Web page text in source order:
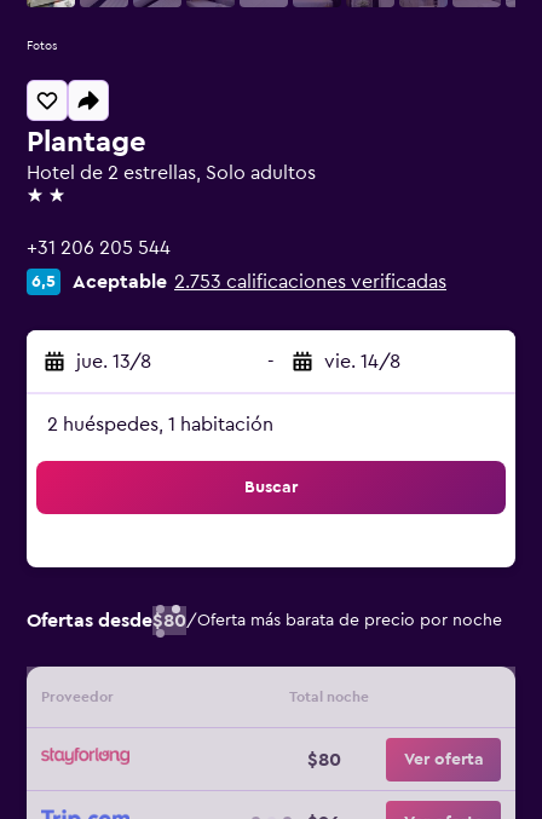
Plantage
Hotel de 2 estrellas, Solo adultos
2 estrellas
+31 206 205 544
6,5 Aceptable 2.753 calificaciones verificadas
jue. 13/8 - vie. 14/8
2 huéspedes, 1 habitación
Buscar
Ofertas desde$80/Oferta más barata de precio por noche
Proveedor Total noche
$80 Ver oferta
Fotos